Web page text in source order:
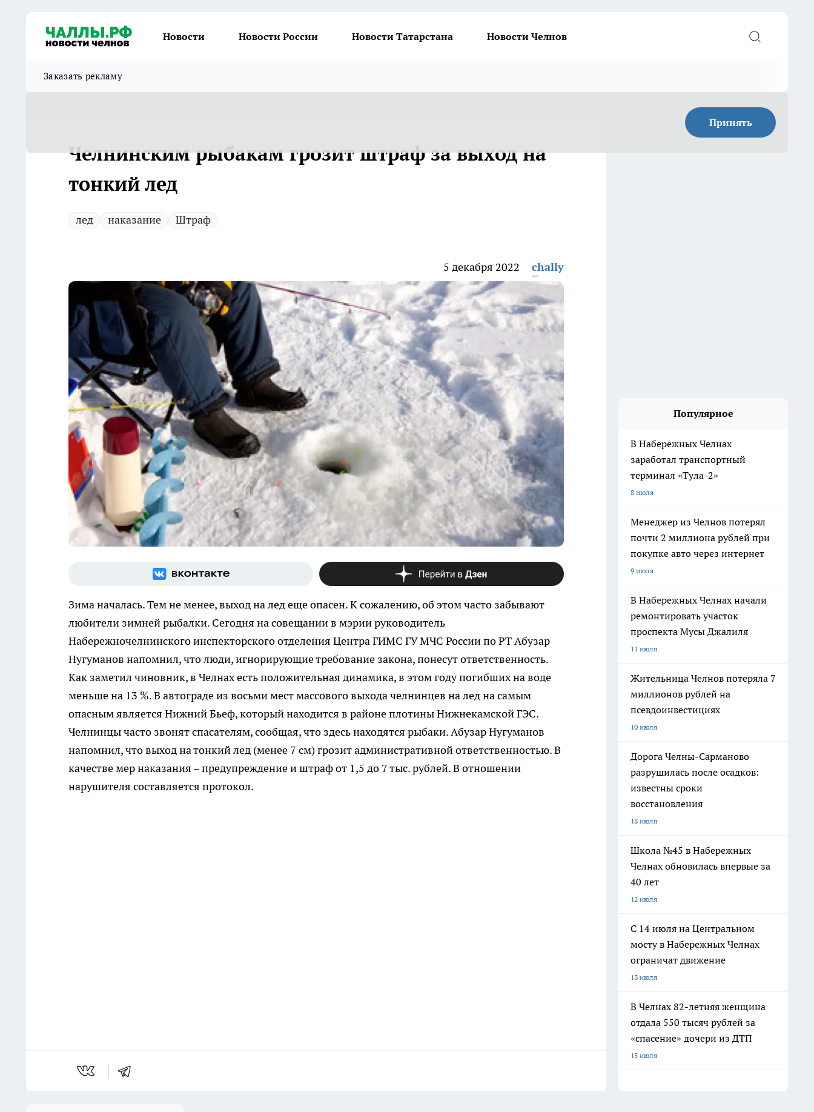
Новости Новости России Новости Татарстана Новости Челнов
Заказать рекламу
Принять
Челнинским рыбакам грозит штраф за выход на
тонкий лед
лед наказание Штраф
5 декабря 2022 chally
Зима началась. Тем не менее, выход на лед еще опасен. К сожалению, об этом часто забывают
любители зимней рыбалки. Сегодня на совещании в мэрии руководитель
Набережночелнинского инспекторского отделения Центра ГИМС ГУ МЧС России по РТ Абузар
Нугуманов напомнил, что люди, игнорирующие требование закона, понесут ответственность.
Как заметил чиновник, в Челнах есть положительная динамика, в этом году погибших на воде
меньше на 13 %. В автограде из восьми мест массового выхода челнинцев на лед на самым
опасным является Нижний Бьеф, который находится в районе плотины Нижнекамской ГЭС.
Челнинцы часто звонят спасателям, сообщая, что здесь находятся рыбаки. Абузар Нугуманов
напомнил, что выход на тонкий лед (менее 7 см) грозит административной ответственностью. В
качестве мер наказания – предупреждение и штраф от 1,5 до 7 тыс. рублей. В отношении
нарушителя составляется протокол.
Популярное
В Набережных Челнах
заработал транспортный
терминал «Тула-2»
8 июля
Менеджер из Челнов потерял
почти 2 миллиона рублей при
покупке авто через интернет
9 июля
В Набережных Челнах начали
ремонтировать участок
проспекта Мусы Джалиля
11 июля
Жительница Челнов потеряла 7
миллионов рублей на
псевдоинвестициях
10 июля
Дорога Челны-Сарманово
разрушилась после осадков:
известны сроки
восстановления
18 июля
Школа №45 в Набережных
Челнах обновилась впервые за
40 лет
12 июля
С 14 июля на Центральном
мосту в Набережных Челнах
ограничат движение
13 июля
В Челнах 82-летняя женщина
отдала 550 тысяч рублей за
«спасение» дочери из ДТП
15 июля